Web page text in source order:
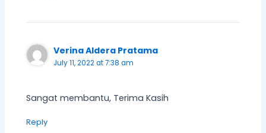
Verina Aldera Pratama
July 11, 2022 at 7:38 am
Sangat membantu, Terima Kasih
Reply